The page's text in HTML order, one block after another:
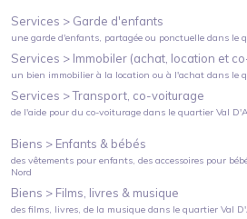
Services > Garde d'enfants
une garde d'enfants, partagée ou ponctuelle dans le
Services > Immobiler (achat, location et
un bien immobilier à la location ou à l'achat dans le
Services >Transport, co-voiturage
de l'aide pour du co-voiturage dans le quartierVal
Biens > Enfants & bébés
des vêtements pour enfants, des accessoires pour
Nord
Biens > Films, livres & musique
des films, livres, de la musique dans le quartierVal